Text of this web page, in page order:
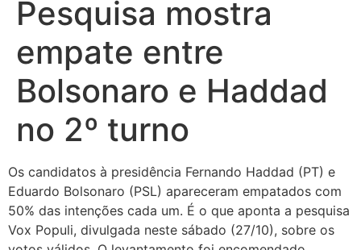
Pesquisa mostra
empate entre
Bolsonaro e Haddad
no 2º turno
Os candidatos à presidência Fernando Haddad (PT) e
Eduardo Bolsonaro (PSL) apareceram empatados com
50% das intenções cada um. É o que aponta a pesquisa
Vox Populi, divulgada neste sábado (27/10), sobre os